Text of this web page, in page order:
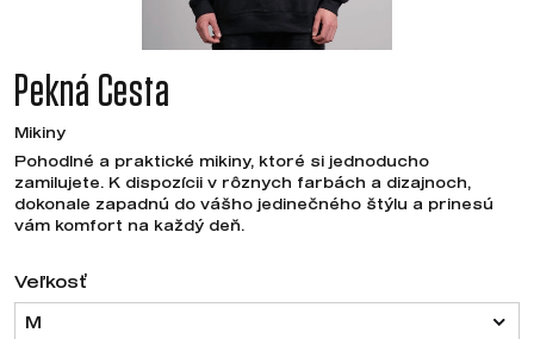
Pekná Cesta
Mikiny
Pohodlné a praktické mikiny, ktoré si jednoducho
zamilujete. K dispozícii v rôznych farbách a dizajnoch,
dokonale zapadnú do vášho jedinečného štýlu a prinesú
vám komfort na každý deň.
Veľkosť
M